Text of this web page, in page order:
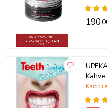
190
Kahve
Silgisi
Kargo